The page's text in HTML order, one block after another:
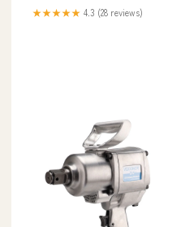
★★★★★ 4.3 (28 reviews)